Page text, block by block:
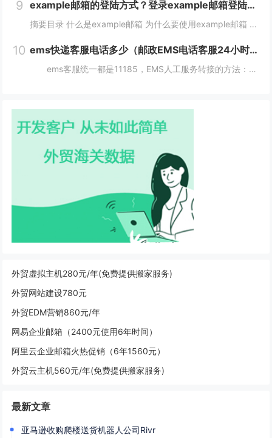
9 example邮箱的登陆方式？登录example邮箱登陆服务器的步骤？
摘要目录 什么是example邮箱 为什么要使用example邮箱 example邮箱的登陆方式 如何保护example邮箱的安全性 结论 什么是example邮箱 example邮箱是由著名IT企...
10 ems快递客服电话多少（邮政EMS电话客服24小时服务热线）
ems客服统一都是11185，EMS人工服务转接的方法：1、使用固定电话或手机拨打11183，接通后，按1进入”上门揽收“，告诉客服人员您的取件地址、联系人和电话就可以上门取件。2、按2进入。 11183是邮政EMS的服务电话...
外贸虚拟主机280元/年(免费提供搬家服务)
外贸网站建设780元
外贸EDM营销860元/年
网易企业邮箱（2400元使用6年时间）
阿里云企业邮箱火热促销（6年1560元）
外贸云主机560元/年(免费提供搬家服务)
最新文章
亚马逊收购爬楼送货机器人公司Rivr